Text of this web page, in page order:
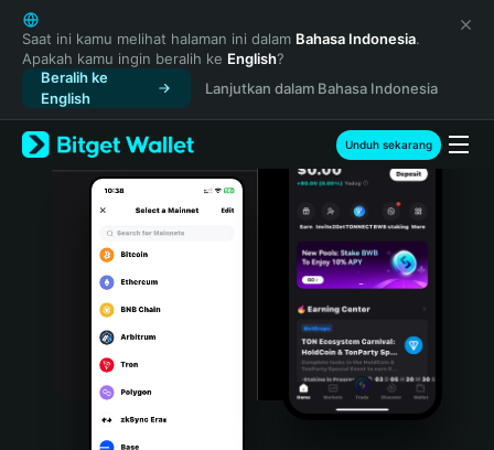
English
日本語
Tiếng Việt
Русский
Español (Latinoamérica)
Türkçe
Italiano
Português (Portugal)
Bahasa Indonesia
Saat ini kamu melihat halaman ini dalam Bahasa Indonesia.
Apakah kamu ingin beralih ke English?
Beralih ke
English
Lanjutkan dalam Bahasa Indonesia
Unduh sekarang